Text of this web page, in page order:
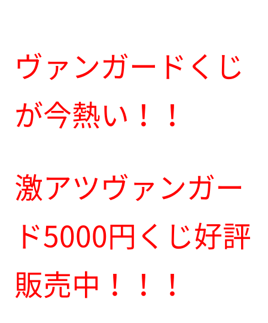
ヴァンガードくじ
が今熱い！！
激アツヴァンガー
ド5000円くじ好評
販売中！！！